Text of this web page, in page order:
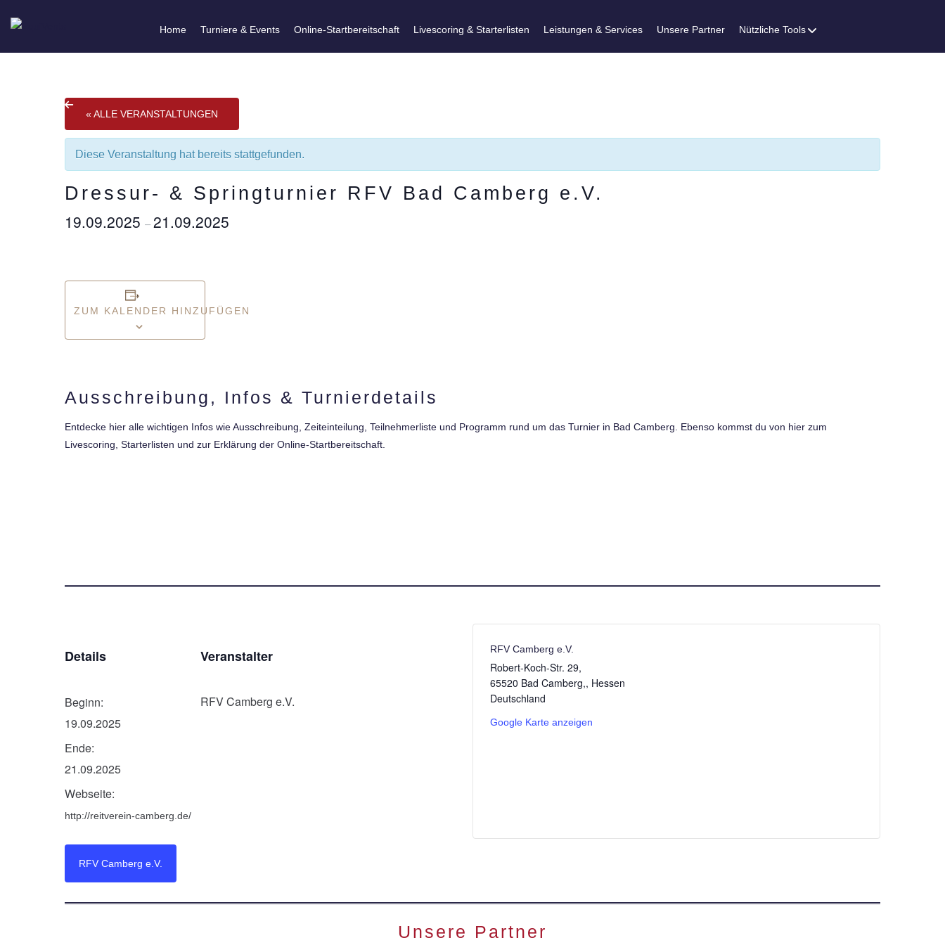
Home Turniere & Events Online-Startbereitschaft Livescoring & Starterlisten Leistungen & Services Unsere Partner Nützliche Tools
« ALLE VERANSTALTUNGEN
Diese Veranstaltung hat bereits stattgefunden.
Dressur- & Springturnier RFV Bad Camberg e.V.
19.09.2025 –21.09.2025
ZUM KALENDER HINZUFÜGEN
Ausschreibung, Infos & Turnierdetails
Entdecke hier alle wichtigen Infos wie Ausschreibung, Zeiteinteilung, Teilnehmerliste und Programm rund um das Turnier in Bad Camberg. Ebenso kommst du von hier zum
Livescoring, Starterlisten und zur Erklärung der Online-Startbereitschaft.
Details
Beginn:
19.09.2025
Ende:
21.09.2025
Webseite:
http://reitverein-camberg.de/
Veranstalter
RFV Camberg e.V.
RFV Camberg e.V.
RFV Camberg e.V.
Robert-Koch-Str. 29,
65520 Bad Camberg,, Hessen
Deutschland
Google Karte anzeigen
Unsere Partner